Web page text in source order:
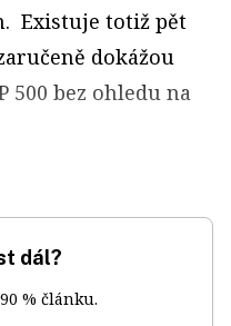
Existuje totiž pět
dokážou
500 bez ohledu na
dál?
% článku.